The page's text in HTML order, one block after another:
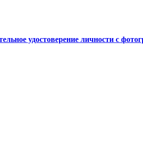
удостоверение личности с